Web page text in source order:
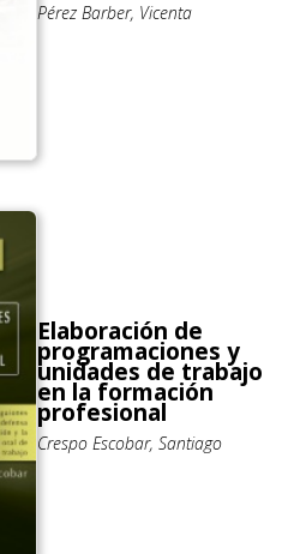
Pérez Barber, Vicenta
Elaboración de
programaciones y
unidades de trabajo
en la formación
profesional
Crespo Escobar, Santiago